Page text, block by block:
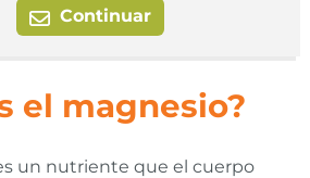
Continuar
el magnesio?
un nutriente que el cuerpo